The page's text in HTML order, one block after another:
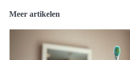
Meer artikelen